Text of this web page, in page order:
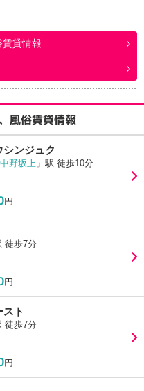
貸情報
風俗賃貸情報
ンジュク
中野坂上 」駅 徒歩10分
円
徒歩7分
円
スト
徒歩7分
円